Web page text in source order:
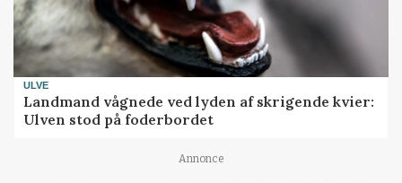
ULVE
Landmand vågnede ved lyden af skrigende kvier:
Ulven stod på foderbordet
Annonce